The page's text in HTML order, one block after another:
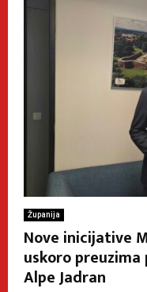
Županija
Nove inicijative
uskoro
Alpe Jadran